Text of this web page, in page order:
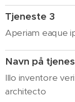
Tjeneste 3
Aperiam eaque
Navn på
Illo inventore
architecto